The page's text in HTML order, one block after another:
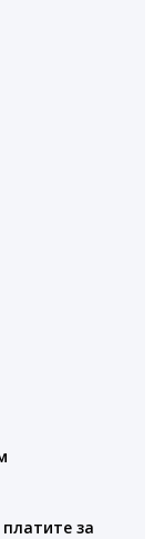
за